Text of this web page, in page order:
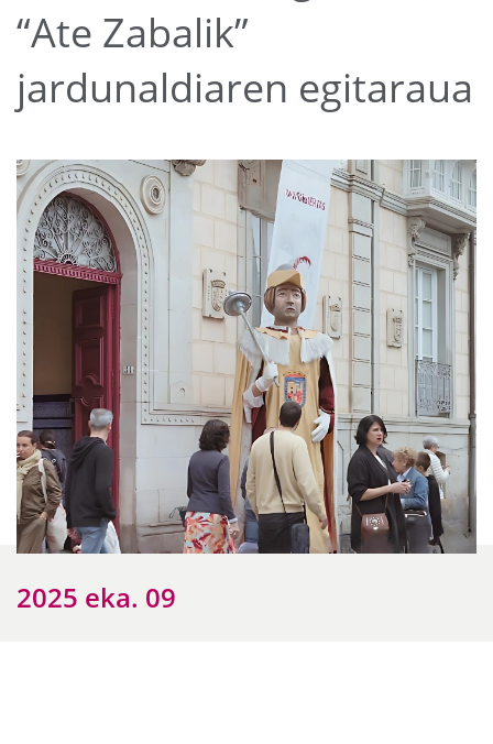
“Ate Zabalik”
jardunaldiaren egitaraua
2025 eka. 09